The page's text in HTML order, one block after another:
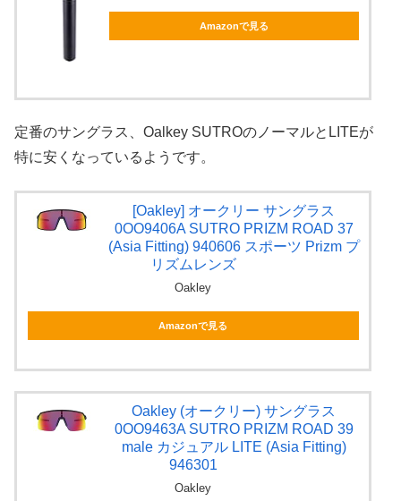
Amazonで見る
定番のサングラス、Oalkey SUTROのノーマルとLITEが
特に安くなっているようです。
[Oakley] オークリー サングラス
0OO9406A SUTRO PRIZM ROAD 37
(Asia Fitting) 940606 スポーツ Prizm プ
リズムレンズ
Oakley
Amazonで見る
Oakley (オークリー) サングラス
0OO9463A SUTRO PRIZM ROAD 39
male カジュアル LITE (Asia Fitting)
946301
Oakley